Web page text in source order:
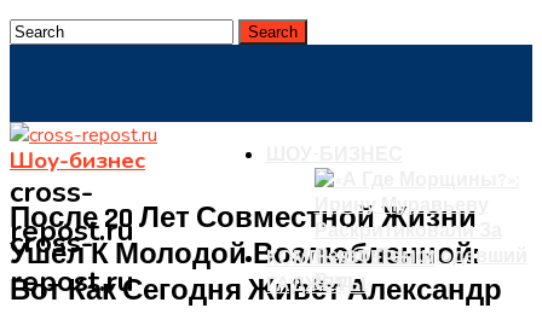
cross-
repost.ru
cross-
repost.ru
КОМПЬЮТЕРЫ И
ГАДЖЕТЫ
Шоу-бизнес
После 20 Лет Совместной Жизни
Ушёл К Молодой Возлюбленной:
Вот Как Сегодня Живёт Александр